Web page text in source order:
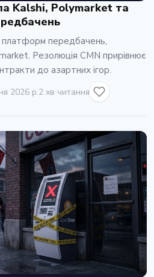
Kalshi, Polymarket та
платформ передбачень,
Резолюція CMN прирівнює
до азартних ігор.
2026 р.2 хв читання